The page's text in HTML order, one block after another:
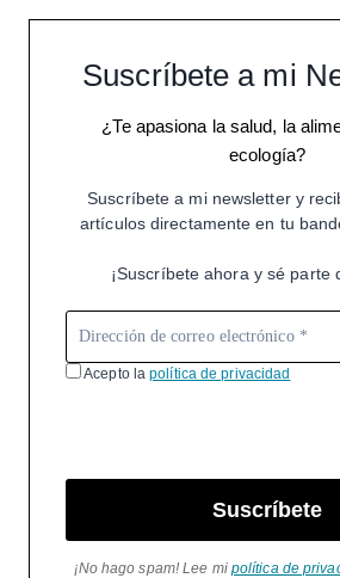
Suscríbete a mi
¿Te apasiona la salud, la
ecología?
Suscríbete a mi newsletter y
artículos directamente en tu
¡Suscríbete ahora y sé parte
Acepto lapolítica de privacidad
Suscríbete
¡No hago spam! Lee mi política de